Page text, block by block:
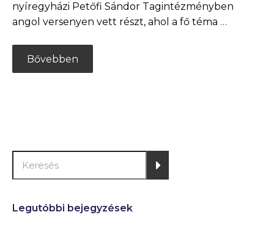
nyíregyházi Petőfi Sándor Tagintézményben
angol versenyen vett részt, ahol a fő téma …
Bővebben
Legutóbbi bejegyzések